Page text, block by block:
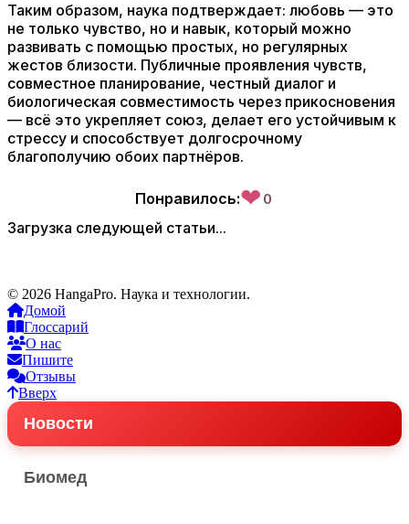
Таким образом, наука подтверждает: любовь — это
не только чувство, но и навык, который можно
развивать с помощью простых, но регулярных
жестов близости. Публичные проявления чувств,
совместное планирование, честный диалог и
биологическая совместимость через прикосновения
— всё это укрепляет союз, делает его устойчивым к
стрессу и способствует долгосрочному
благополучию обоих партнёров.
Понравилось:❤ 0
Загрузка следующей статьи...
© 2026 HangaPro. Наука и технологии.
Домой
Глоссарий
О нас
Пишите
Отзывы
Вверх
Новости
Биомед